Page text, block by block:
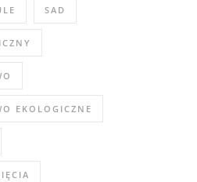
SAD
EKOLOGICZNE